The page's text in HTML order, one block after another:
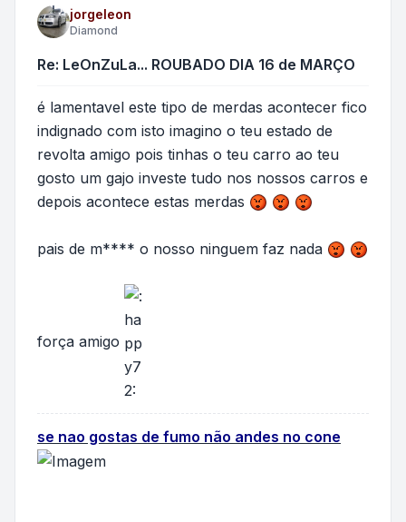
jorgeleon
Diamond
Re: LeOnZuLa... ROUBADO DIA 16 de MARÇO
é lamentavel este tipo de merdas acontecer fico
indignado com isto imagino o teu estado de
revolta amigo pois tinhas o teu carro ao teu
gosto um gajo investe tudo nos nossos carros e
depois acontece estas merdas
pais de m**** o nosso ninguem faz nada
força amigo
se nao gostas de fumo não andes no cone